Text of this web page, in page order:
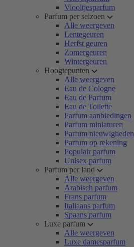
Viooltjesparfum
Parfum per seizoen
Alle weergeven
Lentegeuren
Herfst geuren
Zomergeuren
Wintergeuren
Hoogtepunten
Alle weergeven
Eau de Cologne
Eau de Parfum
Eau de Toilette
Parfum aanbiedingen
Parfum miniaturen
Parfum nieuwigheden
Parfum op rekening
Populair parfum
Unisex parfum
Parfum per land
Alle weergeven
Arabisch parfum
Frans parfum
Italiaans parfum
Spaans parfum
Luxe parfum
Alle weergeven
Luxe damesparfum